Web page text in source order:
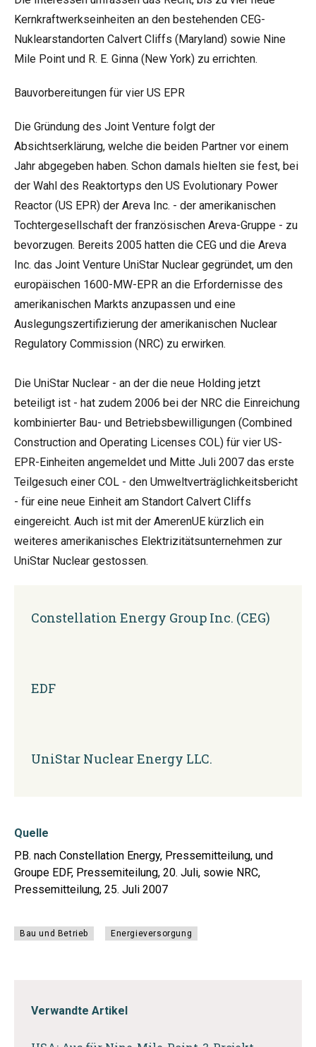
Kernkraftwerkseinheiten an den bestehenden CEG-
Nuklearstandorten Calvert Cliffs (Maryland) sowie Nine
Mile Point und R. E. Ginna (New York) zu errichten.
Bauvorbereitungen für vier US EPR
Die Gründung des Joint Venture folgt der
Absichtserklärung, welche die beiden Partner vor einem
Jahr abgegeben haben. Schon damals hielten sie fest, bei
der Wahl des Reaktortyps den US Evolutionary Power
Reactor (US EPR) der Areva Inc. - der amerikanischen
Tochtergesellschaft der französischen Areva-Gruppe - zu
bevorzugen. Bereits 2005 hatten die CEG und die Areva
Inc. das Joint Venture UniStar Nuclear gegründet, um den
europäischen 1600-MW-EPR an die Erfordernisse des
amerikanischen Markts anzupassen und eine
Auslegungszertifizierung der amerikanischen Nuclear
Regulatory Commission (NRC) zu erwirken.
Die UniStar Nuclear - an der die neue Holding jetzt
beteiligt ist - hat zudem 2006 bei der NRC die Einreichung
kombinierter Bau- und Betriebsbewilligungen (Combined
Construction and Operating Licenses COL) für vier US-
EPR-Einheiten angemeldet und Mitte Juli 2007 das erste
Teilgesuch einer COL - den Umweltverträglichkeitsbericht
- für eine neue Einheit am Standort Calvert Cliffs
eingereicht. Auch ist mit der AmerenUE kürzlich ein
weiteres amerikanisches Elektrizitätsunternehmen zur
UniStar Nuclear gestossen.
Constellation Energy Group Inc. (CEG)
EDF
UniStar Nuclear Energy LLC.
Quelle
P.B. nach Constellation Energy, Pressemitteilung, und
Groupe EDF, Pressemiteilung, 20. Juli, sowie NRC,
Pressemitteilung, 25. Juli 2007
Bau und Betrieb Energieversorgung
Verwandte Artikel